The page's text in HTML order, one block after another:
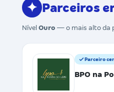
✦ Parceiros
Nível Ouro — o mais alto da
Parceiro
BPO na